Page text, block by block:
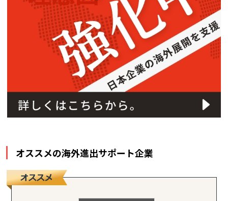
オススメの海外進出サポート企業